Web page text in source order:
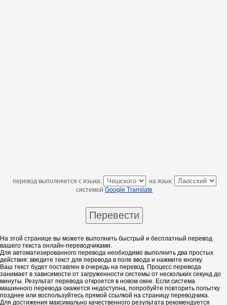
перевод выполняется с языка:
на язык:
системой Google Translate
На этой странице вы можете выполнить быстрый и бесплатный перевод
вашего текста онлайн-переводчиками.
Для автоматизированного перевода необходимо выполнить два простых
действия: введите текст для перевода в поле ввода и нажмите кнопку.
Ваш текст будет поставлен в очередь на перевод. Процесс перевода
занимает в зависимости от загруженности системы от нескольких секунд до
минуты. Результат перевода откроется в новом окне. Если система
машинного перевода окажется недоступна, попробуйте повторить попытку
позднее или воспользуйтесь прямой ссылкой на страницу переводчика.
Для достижения максимально качественного результата рекомендуется